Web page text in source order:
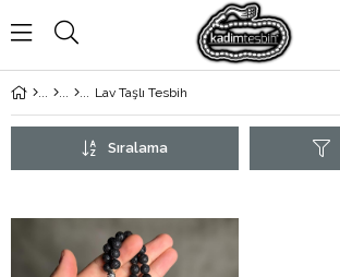
Lav Taşlı Tesbih
Sıralama